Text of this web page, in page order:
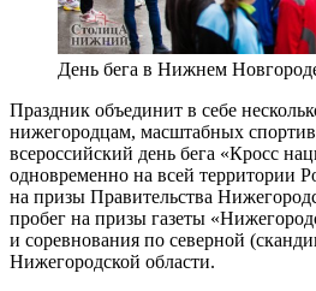
День бега в Нижнем
Праздник объединит в себе
нижегородцам, масштабных
всероссийский день бега «Кросс
одновременно на всей территории
на призы Правительства
пробег на призы газеты
и соревнования по северной
Нижегородской области.